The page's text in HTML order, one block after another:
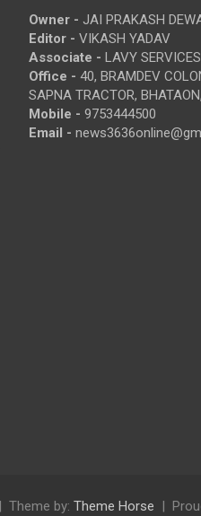
Owner - JAI PRAKASH
Editor - VIKASH YADAV
Associate - LAVY SERVICES
Office - 40, BRAMDEV
SAPNA TRACTOR,
Mobile - 9753444500
Email -
Theme by: Theme Horse